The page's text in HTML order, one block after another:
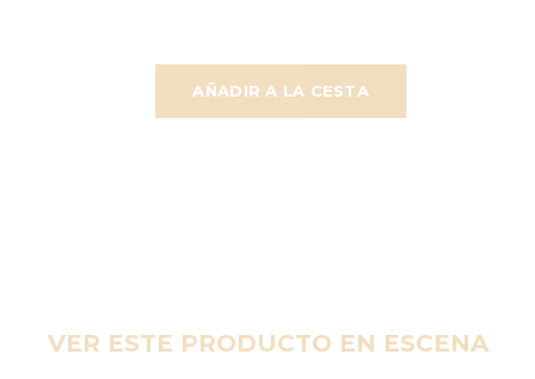
AÑADIR A LA CESTA
VER ESTE PRODUCTO EN ESCENA